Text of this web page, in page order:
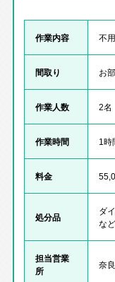
作業内容 不
間取り お
作業人数 2名
作業時間 1時
料金
処分品
ダ
など
担当営業
所
奈